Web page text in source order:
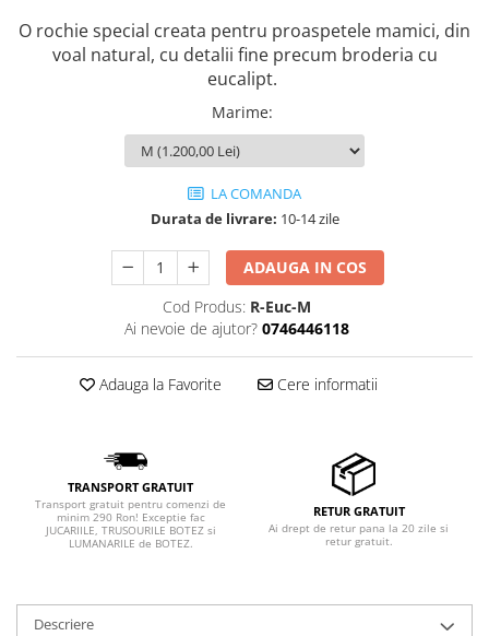
O rochie special creata pentru proaspetele mamici, din
voal natural, cu detalii fine precum broderia cu
eucalipt.
Marime:
LA COMANDA
Durata de livrare: 10-14 zile
ADAUGA IN COS
Cod Produs: R-Euc-M
Ai nevoie de ajutor? 0746446118
Adauga la Favorite Cere informatii
TRANSPORT GRATUIT
Transport gratuit pentru comenzi de
minim 290 Ron! Exceptie fac
JUCARIILE, TRUSOURILE BOTEZ si
LUMANARILE de BOTEZ.
RETUR GRATUIT
Ai drept de retur pana la 20 zile si
retur gratuit.
Descriere